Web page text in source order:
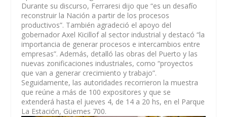
Durante su discurso, Ferraresi dijo que “es un desafío
reconstruir la Nación a partir de los procesos
productivos”. También agradeció el apoyo del
gobernador Axel Kicillof al sector industrial y destacó “la
importancia de generar procesos e intercambios entre
empresas”. Además, detalló las obras del Puerto y las
nuevas zonificaciones industriales, como “proyectos
que van a generar crecimiento y trabajo”.
Seguidamente, las autoridades recorrieron la muestra
que reúne a más de 100 expositores y que se
extenderá hasta el jueves 4, de 14 a 20 hs, en el Parque
La Estación, Güemes 700.